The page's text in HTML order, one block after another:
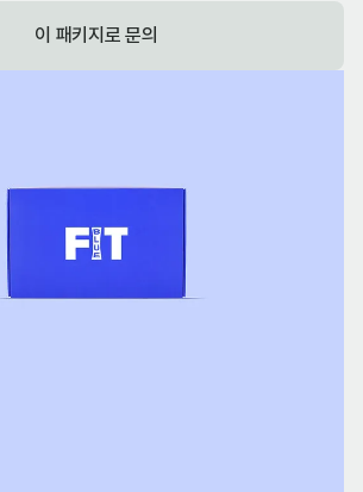
이 패키지로 문의